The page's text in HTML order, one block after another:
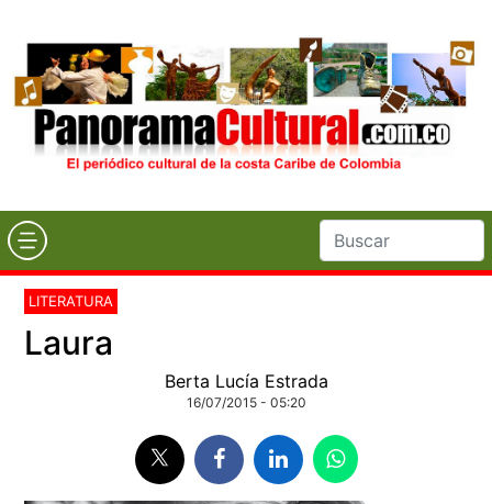
LITERATURA
Laura
Berta Lucía Estrada
16/07/2015 - 05:20